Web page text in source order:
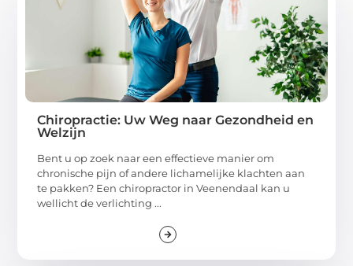
Chiropractie: Uw Weg naar Gezondheid en
Welzijn
Bent u op zoek naar een effectieve manier om
chronische pijn of andere lichamelijke klachten aan
te pakken? Een chiropractor in Veenendaal kan u
wellicht de verlichting ...